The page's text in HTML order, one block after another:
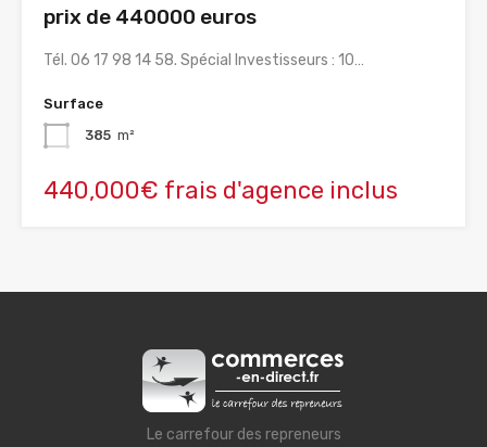
prix de 440000 euros
Tél. 06 17 98 14 58. Spécial Investisseurs : 10…
Surface
385 m²
440,000€ frais d'agence inclus
Le carrefour des repreneurs